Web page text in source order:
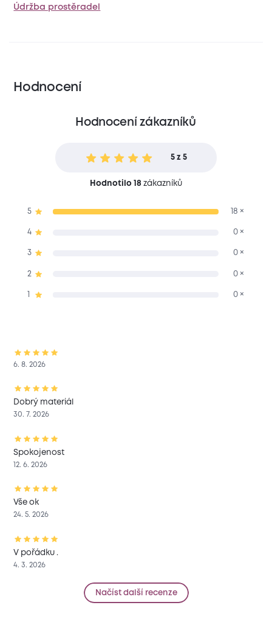
Údržba prostěradel
Hodnocení
Hodnocení zákazníků
5 z 5
Hodnotilo 18 zákazníků
5 18 ×
4 0 ×
3 0 ×
2 0 ×
0 ×
6. 8. 2026
Dobrý materiál
30. 7. 2026
Spokojenost
12. 6. 2026
Vše ok
24. 5. 2026
V pořádku .
4. 3. 2026
Načíst další recenze